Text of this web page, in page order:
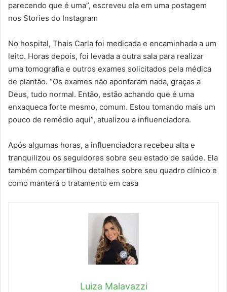
parecendo que é uma”, escreveu ela em uma postagem
nos Stories do Instagram
No hospital, Thais Carla foi medicada e encaminhada a um
leito. Horas depois, foi levada a outra sala para realizar
uma tomografia e outros exames solicitados pela médica
de plantão. “Os exames não apontaram nada, graças a
Deus, tudo normal. Então, estão achando que é uma
enxaqueca forte mesmo, comum. Estou tomando mais um
pouco de remédio aqui”, atualizou a influenciadora.
Após algumas horas, a influenciadora recebeu alta e
tranquilizou os seguidores sobre seu estado de saúde. Ela
também compartilhou detalhes sobre seu quadro clínico e
como manterá o tratamento em casa
Luiza Malavazzi